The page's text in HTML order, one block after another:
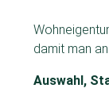
damit man
Auswahl,